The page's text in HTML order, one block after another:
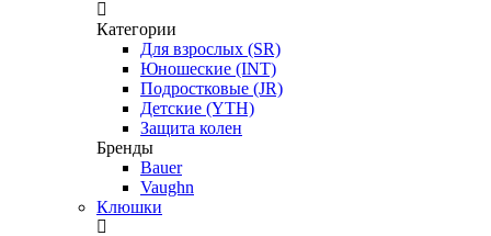
Категории
Для взрослых (SR)
Юношеские (INT)
Подростковые (JR)
Детские (YTH)
Защита колен
Бренды
Bauer
Vaughn
Клюшки